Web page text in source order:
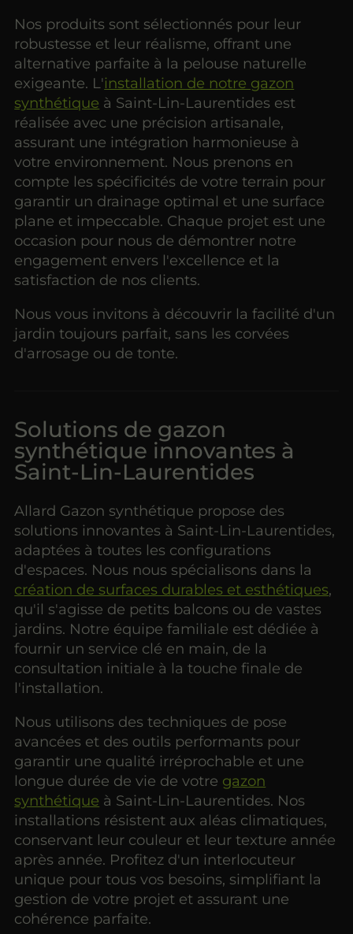
Nos produits sont sélectionnés pour leur
robustesse et leur réalisme, offrant une
alternative parfaite à la pelouse naturelle
exigeante. L'installation de notre gazon
synthétique à Saint-Lin-Laurentides est
réalisée avec une précision artisanale,
assurant une intégration harmonieuse à
votre environnement. Nous prenons en
compte les spécificités de votre terrain pour
garantir un drainage optimal et une surface
plane et impeccable. Chaque projet est une
occasion pour nous de démontrer notre
engagement envers l'excellence et la
satisfaction de nos clients.
Nous vous invitons à découvrir la facilité d'un
jardin toujours parfait, sans les corvées
d'arrosage ou de tonte.
Solutions de gazon
synthétique innovantes à
Saint-Lin-Laurentides
Allard Gazon synthétique propose des
solutions innovantes à Saint-Lin-Laurentides,
adaptées à toutes les configurations
d'espaces. Nous nous spécialisons dans la
création de surfaces durables et esthétiques,
qu'il s'agisse de petits balcons ou de vastes
jardins. Notre équipe familiale est dédiée à
fournir un service clé en main, de la
consultation initiale à la touche finale de
l'installation.
Nous utilisons des techniques de pose
avancées et des outils performants pour
garantir une qualité irréprochable et une
longue durée de vie de votre gazon
synthétique à Saint-Lin-Laurentides. Nos
installations résistent aux aléas climatiques,
conservant leur couleur et leur texture année
après année. Profitez d'un interlocuteur
unique pour tous vos besoins, simplifiant la
gestion de votre projet et assurant une
cohérence parfaite.